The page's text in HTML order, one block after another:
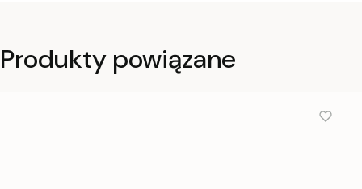
Produkty powiązane